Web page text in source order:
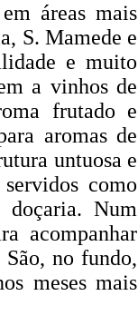
áreas mais
S. Mamede e
e muito
a vinhos de
frutado e
aromas de
untuosa e
como
doçaria. Num
acompanhar
no fundo,
meses mais